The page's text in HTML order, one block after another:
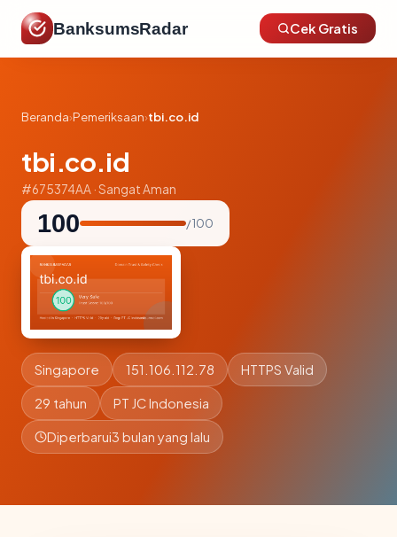
BanksumsRadar Cek Gratis
Beranda›Pemeriksaan›tbi.co.id
tbi.co.id
#675374AA · Sangat Aman
100 / 100
Singapore 151.106.112.78 HTTPS Valid
29 tahun PT JC Indonesia
Diperbarui3 bulan yang lalu